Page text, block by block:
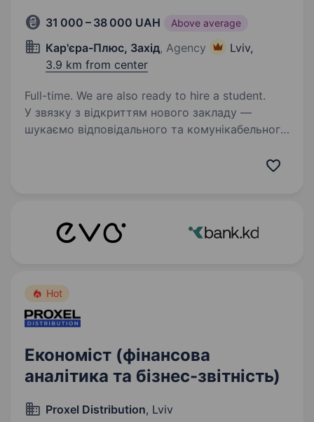
31 000 – 38 000 UAH Above average
Кар'єра-Плюс, Захід, Agency
Lviv,
3.9 km from center
Full-time. We are also ready to hire a student.
У звязку з відкриттям нового закладу —
шукаємо відповідального та комунікабельного
Hot
Економіст (фінансова
аналітика та бізнес-звітність)
Proxel Distribution, Lviv